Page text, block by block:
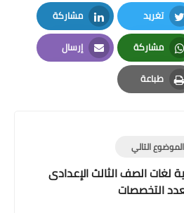
تغريد
Twitter
مشاركة
LinkedIn
مشاركة
Whatsapp
إرسال
Email
طباعة
Print
الموضوع التالي
لغات الصف الثالث الإعدادى
التخصصات